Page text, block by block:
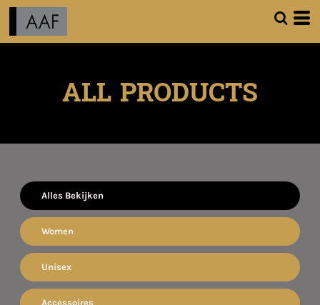
ALL PRODUCTS
Alles Bekijken
Women
Unisex
Accessoires